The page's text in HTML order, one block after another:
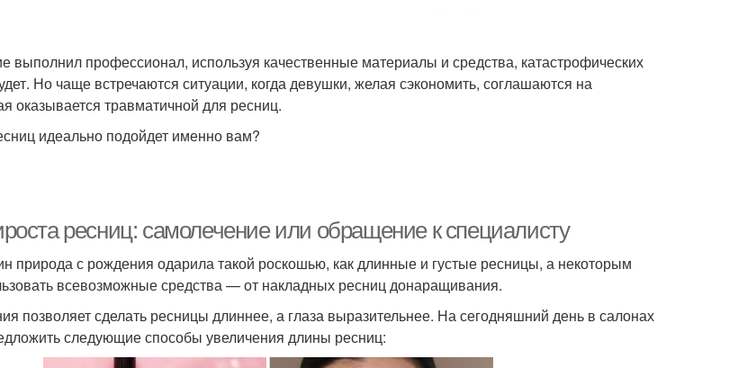
выполнил профессионал, используя качественные материалы и средства, катастрофических
Но чаще встречаются ситуации, когда девушки, желая сэкономить, соглашаются на
оказывается травматичной для ресниц.
идеально подойдет именно вам?
ресниц: самолечение или обращение к специалисту
природа с рождения одарила такой роскошью, как длинные и густые ресницы, а некоторым
всевозможные средства — от накладных ресниц донаращивания.
позволяет сделать ресницы длиннее, а глаза выразительнее. На сегодняшний день в салонах
следующие способы увеличения длины ресниц: